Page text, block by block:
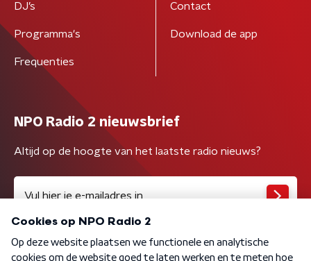
DJ’s
Programma's
Frequenties
Contact
Download de app
NPO Radio 2 nieuwsbrief
Altijd op de hoogte van het laatste radio nieuws?